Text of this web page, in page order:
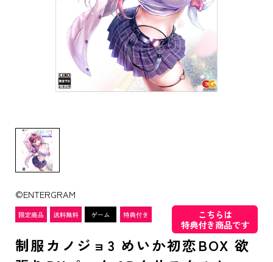
©ENTERGRAM
こちらは
特典付き商品です
制服カノジョ3 めいか初恋BOX 欲